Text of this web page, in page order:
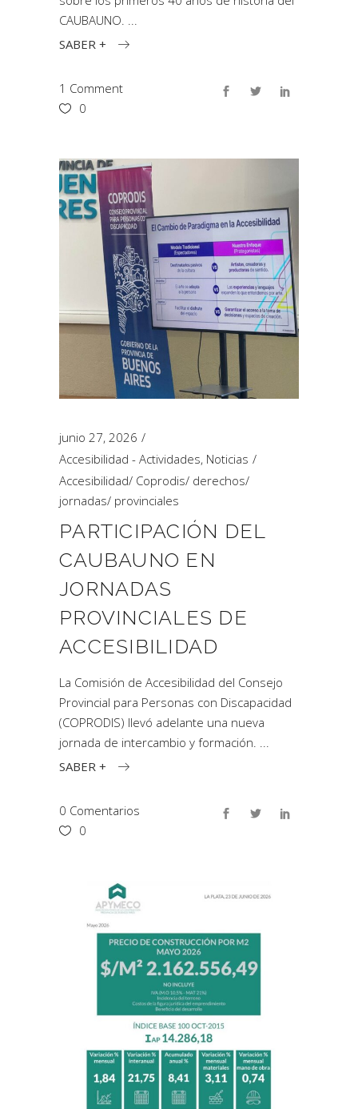
CAUBAUNO.
SABER +
1 Comment
0
junio 27, 2026
Accesibilidad - Actividades, Noticias
Accesibilidad/ Coprodis/ derechos/
jornadas/ provinciales
PARTICIPACIÓN DEL
CAUBAUNO EN
JORNADAS
PROVINCIALES DE
ACCESIBILIDAD
La Comisión de Accesibilidad del Consejo
Provincial para Personas con Discapacidad
(COPRODIS) llevó adelante una nueva
jornada de intercambio y formación.
SABER +
0 Comentarios
0